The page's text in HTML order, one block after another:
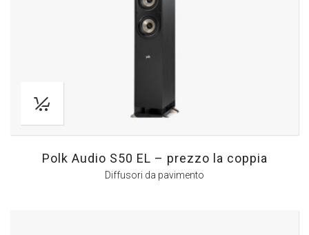
Polk Audio S50 EL – prezzo la coppia
Diffusori da pavimento